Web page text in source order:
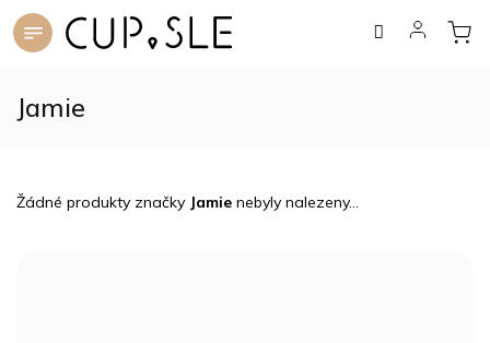
Přejít
na
Jamie
Žádné produkty značky Jamie nebyly nalezeny...